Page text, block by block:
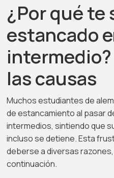
¿Por qué te
estancado
las causas
Muchos estudiantes de
de estancamiento al pasar
intermedios, sintiendo que
incluso se detiene. Esta
deberse a diversas
continuación.